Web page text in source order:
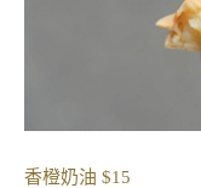
香橙奶油 $15